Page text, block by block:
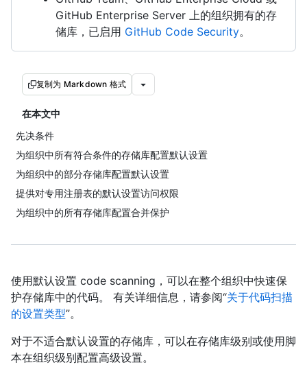
GitHub Enterprise Server 上的组织拥有的存
储库，已启用 GitHub Code Security。
复制为 Markdown 格式
在本文中
先决条件
为组织中所有符合条件的存储库配置默认设置
为组织中的部分存储库配置默认设置
提供对专用注册表的默认设置访问权限
为组织中的所有存储库配置合并保护
使用默认设置 code scanning，可以在整个组织中快速保
护存储库中的代码。 有关详细信息，请参阅“关于代码扫描
的设置类型”。
对于不适合默认设置的存储库，可以在存储库级别或使用脚
本在组织级别配置高级设置。